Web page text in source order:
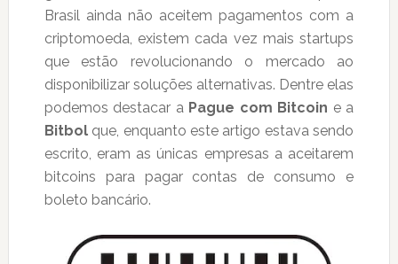
Brasil ainda não aceitem pagamentos com a
criptomoeda, existem cada vez mais startups
que estão revolucionando o mercado ao
disponibilizar soluções alternativas. Dentre elas
podemos destacar a Pague com Bitcoin e a
Bitbolque, enquanto este artigo estava sendo
escrito, eram as únicas empresas a aceitarem
bitcoins para pagar contas de consumo e
boleto bancário.